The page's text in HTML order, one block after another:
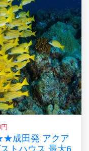
成田発 アクア
トハウス 最大6